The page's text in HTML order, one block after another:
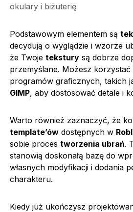
okulary i biżuterię
Podstawowym elementem są
decydują o wyglądzie i wzorze
że Twoje tekstury są dobrze
przemyślane. Możesz
programów graficznych, takich
GIMP, aby dostosować detale i
Warto również zaznaczyć, że
template’ów dostępnych w
sobie proces tworzenia ubrań.
stanowią doskonałą bazę do
własnych modyfikacji i dodania
charakteru.
Kiedy już ukończysz